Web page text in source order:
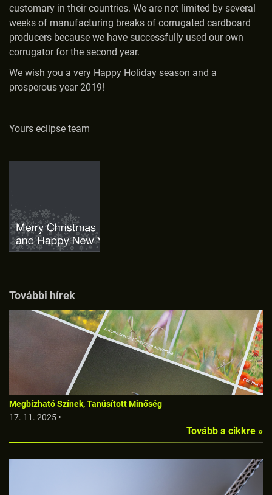
customary in their countries. We are not limited by several
weeks of manufacturing breaks of corrugated cardboard
producers because we have successfully used our own
corrugator for the second year.
We wish you a very Happy Holiday season and a
prosperous year 2019!
Yours eclipse team
További hírek
Megbízható Színek, Tanúsított Minőség
17. 11. 2025 •
Tovább a cikkre »